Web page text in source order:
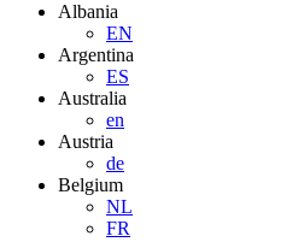
Albania
EN
Argentina
ES
Australia
en
Austria
de
Belgium
NL
FR